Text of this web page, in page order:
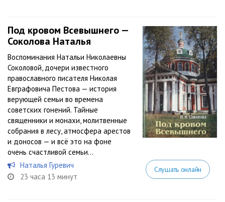
Под кровом Всевышнего —
Соколова Наталья
Воспоминания Натальи Николаевны
Соколовой, дочери известного
православного писателя Николая
Евграфовича Пестова — история
верующей семьи во времена
советских гонений. Тайные
священники и монахи, молитвенные
собрания в лесу, атмосфера арестов
и доносов — и всё это на фоне
очень счастливой семьи...
Наталья Гуревич
23 часа 13 минут
Слушать онлайн